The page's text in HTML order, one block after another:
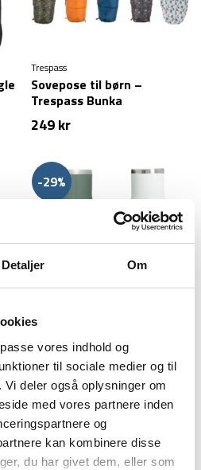
Detaljer Om
vores indhold og
til sociale medier og til
deler også oplysninger om
med vores partnere inden
og
kan kombinere disse
du har givet dem, eller som
Trespass
Sovepose til børn –
Trespass Bunka
249kr
-29%
Termoflaske – Stanley
Adventure To-Go Bottle –
0,75L
419krDen
oprindelige
pris
var:
419 kr.
299krDen
aktuelle
er:
299 kr.